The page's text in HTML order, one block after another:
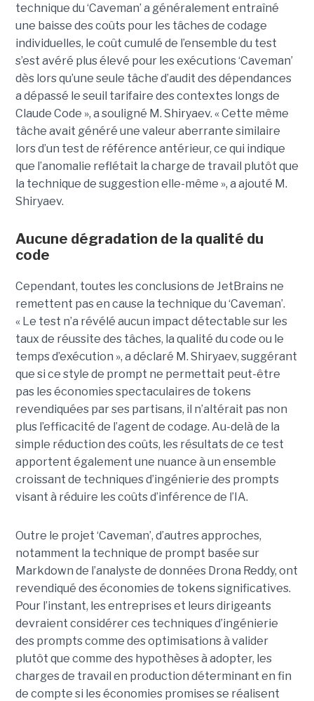
technique du ‘Caveman’ a généralement entraîné
une baisse des coûts pour les tâches de codage
individuelles, le coût cumulé de l’ensemble du test
s’est avéré plus élevé pour les exécutions ‘Caveman’
dès lors qu’une seule tâche d’audit des dépendances
a dépassé le seuil tarifaire des contextes longs de
Claude Code », a souligné M. Shiryaev. « Cette même
tâche avait généré une valeur aberrante similaire
lors d’un test de référence antérieur, ce qui indique
que l’anomalie reflétait la charge de travail plutôt que
la technique de suggestion elle-même », a ajouté M.
Shiryaev.
Aucune dégradation de la qualité du
code
Cependant, toutes les conclusions de JetBrains ne
remettent pas en cause la technique du ‘Caveman’.
« Le test n’a révélé aucun impact détectable sur les
taux de réussite des tâches, la qualité du code ou le
temps d’exécution », a déclaré M. Shiryaev, suggérant
que si ce style de prompt ne permettait peut-être
pas les économies spectaculaires de tokens
revendiquées par ses partisans, il n’altérait pas non
plus l’efficacité de l’agent de codage. Au-delà de la
simple réduction des coûts, les résultats de ce test
apportent également une nuance à un ensemble
croissant de techniques d’ingénierie des prompts
visant à réduire les coûts d’inférence de l’IA.
Outre le projet ‘Caveman’, d’autres approches,
notamment la technique de prompt basée sur
Markdown de l’analyste de données Drona Reddy, ont
revendiqué des économies de tokens significatives.
Pour l’instant, les entreprises et leurs dirigeants
devraient considérer ces techniques d’ingénierie
des prompts comme des optimisations à valider
plutôt que comme des hypothèses à adopter, les
charges de travail en production déterminant en fin
de compte si les économies promises se réalisent